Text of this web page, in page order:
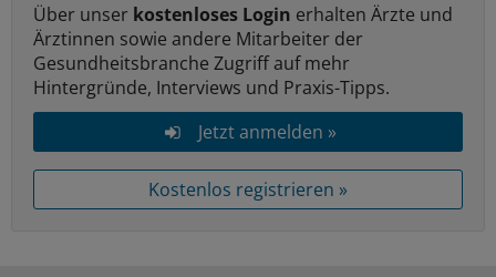
Über unser kostenloses Login erhalten Ärzte und
Ärztinnen sowie andere Mitarbeiter der
Gesundheitsbranche Zugriff auf mehr
Hintergründe, Interviews und Praxis-Tipps.
Jetzt anmelden »
Kostenlos registrieren »